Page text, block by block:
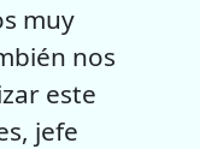
muy
nos
este
jefe